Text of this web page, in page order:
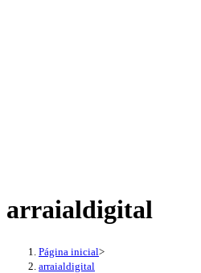
arraialdigital
Página inicial>
arraialdigital